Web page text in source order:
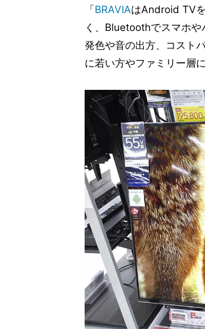
「 BRAVIAはAndroid TV
く、Bluetoothでスマホ
発色や音の出方、コスト
に若い方やファミリー層